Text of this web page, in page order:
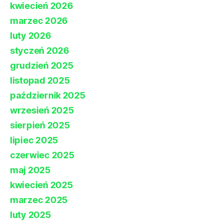
kwiecień 2026
marzec 2026
luty 2026
styczeń 2026
grudzień 2025
listopad 2025
październik 2025
wrzesień 2025
sierpień 2025
lipiec 2025
czerwiec 2025
maj 2025
kwiecień 2025
marzec 2025
luty 2025